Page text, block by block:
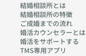
結婚相談所とは
結婚相談所の特徴
ご成婚までの流れ
婚活カウンセラーとは
婚活をサポートする
TMS専用アプリ